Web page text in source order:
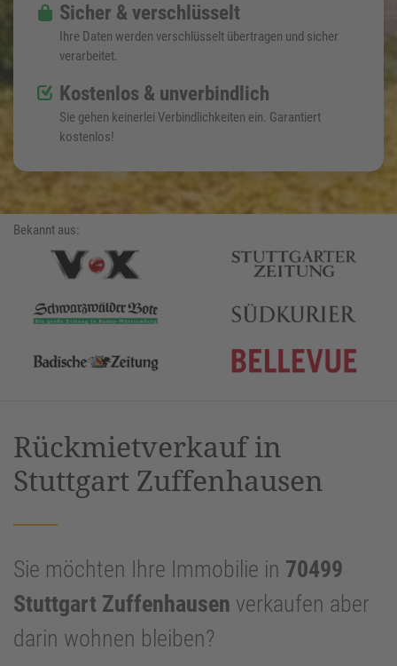
Sicher & verschlüsselt
Ihre Daten werden verschlüsselt übertragen und sicher
verarbeitet.
Kostenlos & unverbindlich
Sie gehen keinerlei Verbindlichkeiten ein. Garantiert
kostenlos!
Bekannt aus:
Rückmietverkauf in
Stuttgart Zuffenhausen
Sie möchten Ihre Immobilie in 70499
Stuttgart Zuffenhausen verkaufen aber
darin wohnen bleiben?